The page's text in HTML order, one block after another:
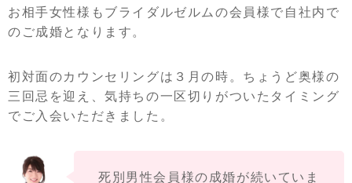
お相手女性様もブライダルゼルムの会員様で自社内で
のご成婚となります。
初対面のカウンセリングは３月の時。ちょうど奥様の
三回忌を迎え、気持ちの一区切りがついたタイミング
でご入会いただきました。
死別男性会員様の成婚が続いていま